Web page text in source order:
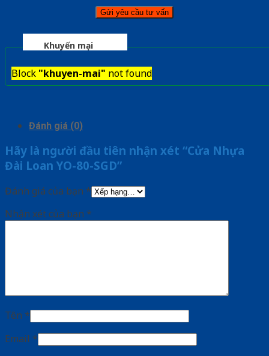
Khuyến mại
Block "khuyen-mai" not found
Đánh giá (0)
Hãy là người đầu tiên nhận xét “Cửa Nhựa
Đài Loan YO-80-SGD”
Đánh giá của bạn *
Nhận xét của bạn *
Tên *
Email *